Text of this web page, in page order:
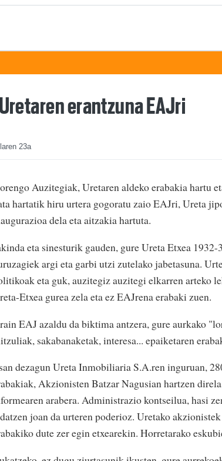
erantzuna EAJri
23a
Auzitegiak, Uretaren aldeko erabakia hartu
hartatik hiru urtera gogoratu zaio EAJri, Ureta
dela eta aitzakia hartuta.
eta sinesturik gauden, gure Ureta Etxea
argi eta garbi utzi zutelako jabetasuna.
eta guk, auzitegiz auzitegi elkarren arteko
Etxea gurea zela eta ez EAJrena erabaki zuen.
EAJ azaldu da biktima antzera, gure aurkako
sakabanaketak, interesa... epaiketaren
dezagun Ureta Inmobiliaria S.A.ren inguruan,
Akzionisten Batzar Nagusian hartzen
arabera. Administrazio kontseilua, hasi
joan da urteren poderioz. Uretako
dute zer egin etxearekin. Horretarako